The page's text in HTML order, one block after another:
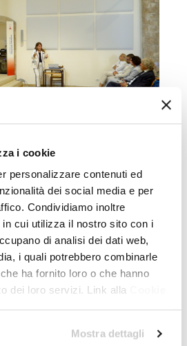
i cookie
personalizzare contenuti ed
dei social media e per
Condividiamo inoltre
cui utilizza il nostro sito con i
di analisi dei dati web,
i quali potrebbero combinarle
ha fornito loro o che hanno
dei loro servizi. Link alla
Mostra dettagli